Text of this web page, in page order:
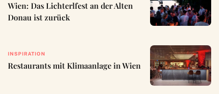
Wien: Das Lichterlfest an der Alten
Donau ist zurück
INSPIRATION
Restaurants mit Klimaanlage in Wien